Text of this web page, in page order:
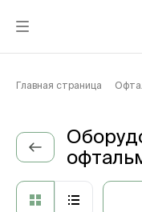
Главная страница